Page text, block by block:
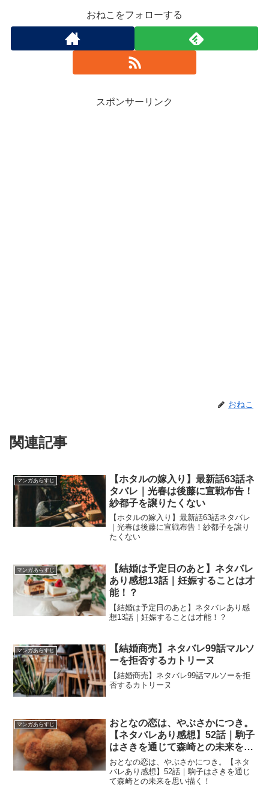
おねこをフォローする
スポンサーリンク
おねこ
関連記事
マンガあらすじ
【ホタルの嫁入り】最新話63話ネ
タバレ｜光春は後藤に宣戦布告！
紗都子を譲りたくない
【ホタルの嫁入り】最新話63話ネタバレ
｜光春は後藤に宣戦布告！紗都子を譲り
たくない
マンガあらすじ
【結婚は予定日のあと】ネタバレ
あり感想13話｜妊娠することは才
能！？
【結婚は予定日のあと】ネタバレあり感
想13話｜妊娠することは才能！？
マンガあらすじ
【結婚商売】ネタバレ99話マルソ
ーを拒否するカトリーヌ
【結婚商売】ネタバレ99話マルソーを拒
否するカトリーヌ
マンガあらすじ
おとなの恋は、やぶさかにつき。
【ネタバレあり感想】52話｜駒子
はさきを通じて森崎との未来を思
い描く！
おとなの恋は、やぶさかにつき。【ネタ
バレあり感想】52話｜駒子はさきを通じ
て森崎との未来を思い描く！